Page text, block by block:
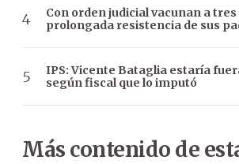
Con orden judicial vacunan a
prolongada resistencia de sus
IPS: Vicente Bataglia estaría
según fiscal que lo imputó
Más contenido de